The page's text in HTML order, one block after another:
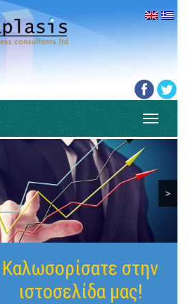
Toggle
>
Καλωσορίσατε στην
ιστοσελίδα μας!